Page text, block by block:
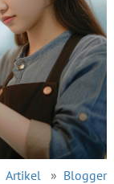
Artikel » Blogger